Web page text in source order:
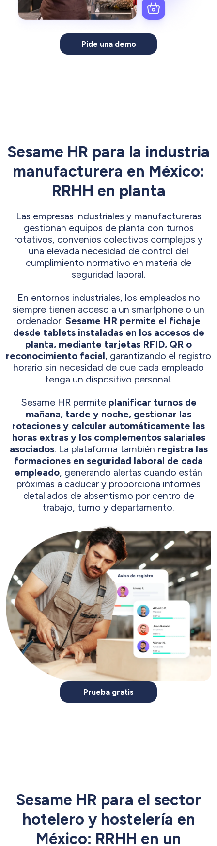
Pide una demo
Sesame HR para la industria
manufacturera en México:
RRHH en planta
Las empresas industriales y manufactureras
gestionan equipos de planta con turnos
rotativos, convenios colectivos complejos y
una elevada necesidad de control del
cumplimiento normativo en materia de
seguridad laboral.
En entornos industriales, los empleados no
siempre tienen acceso a un smartphone o un
ordenador. Sesame HR permite el fichaje
desde tablets instaladas en los accesos de
planta, mediante tarjetas RFID, QR o
reconocimiento facial, garantizando el registro
horario sin necesidad de que cada empleado
tenga un dispositivo personal.
Sesame HR permite planificar turnos de
mañana, tarde y noche, gestionar las
rotaciones y calcular automáticamente las
horas extras y los complementos salariales
asociados. La plataforma también registra las
formaciones en seguridad laboral de cada
empleado, generando alertas cuando están
próximas a caducar y proporciona informes
detallados de absentismo por centro de
trabajo, turno y departamento.
Prueba gratis
Sesame HR para el sector
hotelero y hostelería en
México: RRHH en un